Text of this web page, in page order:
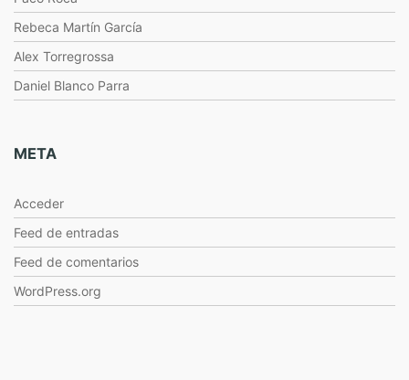
Rebeca Martín García
Alex Torregrossa
Daniel Blanco Parra
META
Acceder
Feed de entradas
Feed de comentarios
WordPress.org